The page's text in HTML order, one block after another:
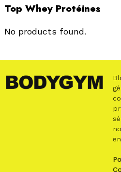
Top Whey Protéines
No products found.